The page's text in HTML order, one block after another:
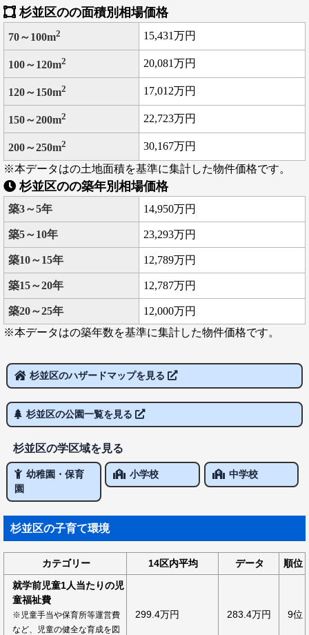
な、エスニック料理、ライブハウス、レコー ド屋、古着屋などが
増えていきました。
杉並区のの面積別相場価格
70～100m2 15,431万円
100～120m2 20,081万円
120～150m2 17,012万円
150～200m2 22,723万円
200～250m2
30,167万円
※本データはの土地面積を基準に集計した物件価格です。
杉並区のの築年別相場価格
築3～5年 14,950万円
築5～10年 23,293万円
築10～15年 12,789万円
築15～20年 12,787万円
築20～25年
12,000万円
※本データはの築年数を基準に集計した物件価格です。
杉並区のハザードマップを見る
杉並区の公園一覧を見る
杉並区の学区域を見る
幼稚園・保育
園
小学校 中学校
杉並区の子育て環境
カテゴリー 14区内平均 データ
順位
就学前児童1人当たりの児
童福祉費
※児童手当や保育所等運営費
など、児童の健全な育成を図
299.4万円 283.4万円 9位